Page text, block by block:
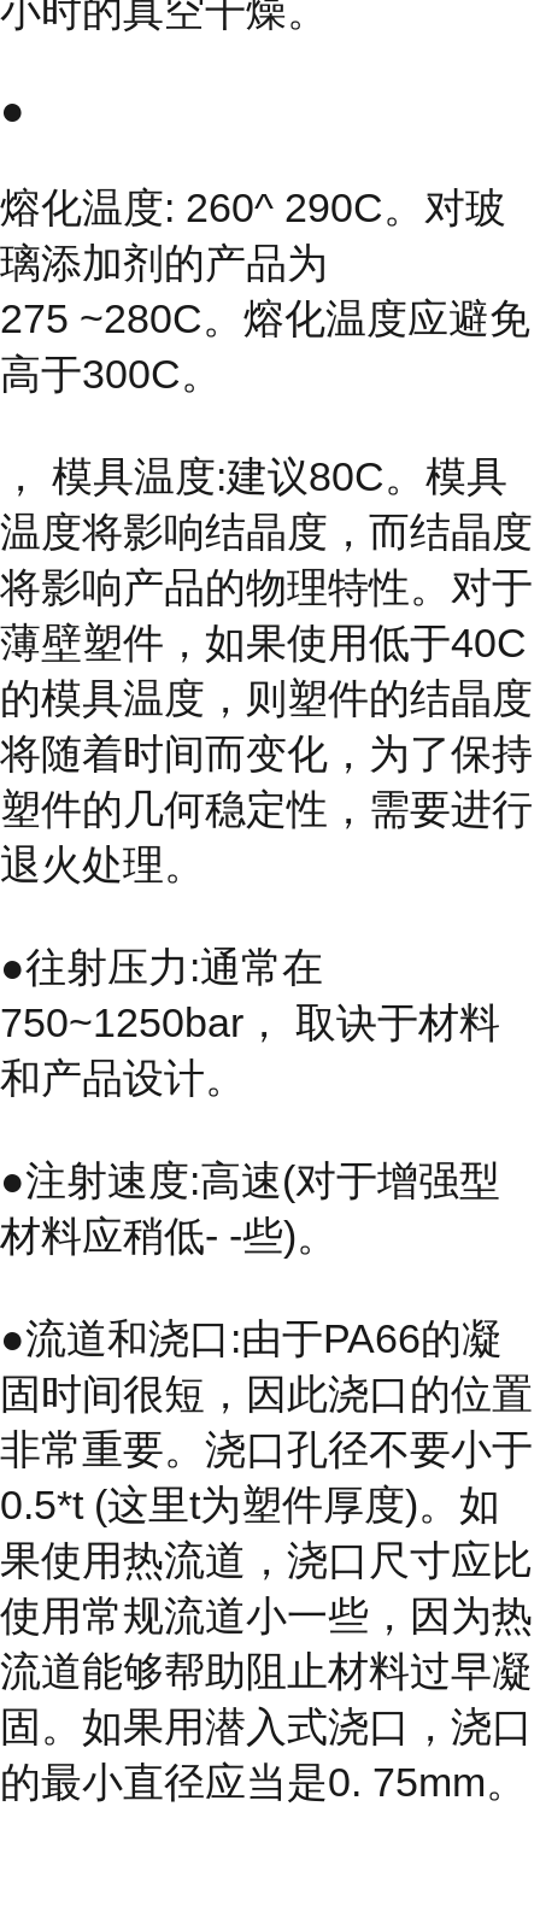
小时的真空干燥。
●
熔化温度: 260^ 290C。对玻
璃添加剂的产品为
275 ~280C。熔化温度应避免
高于300C。
， 模具温度:建议80C。模具
温度将影响结晶度，而结晶度
将影响产品的物理特性。对于
薄壁塑件，如果使用低于40C
的模具温度，则塑件的结晶度
将随着时间而变化，为了保持
塑件的几何稳定性，需要进行
退火处理。
●往射压力:通常在
750~1250bar， 取诀于材料
和产品设计。
●注射速度:高速(对于增强型
材料应稍低- -些)。
●流道和浇口:由于PA66的凝
固时间很短，因此浇口的位置
非常重要。浇口孔径不要小于
0.5*t (这里t为塑件厚度)。如
果使用热流道，浇口尺寸应比
使用常规流道小一些，因为热
流道能够帮助阻止材料过早凝
固。如果用潜入式浇口，浇口
的最小直径应当是0. 75mm。